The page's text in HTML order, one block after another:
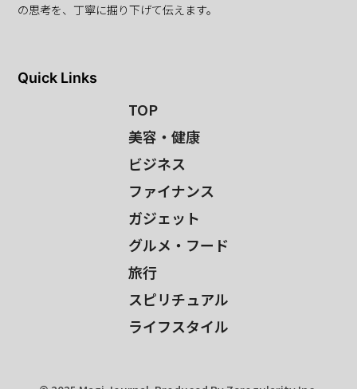
の思考を、丁寧に掘り下げて伝えます。
Quick Links
TOP
美容・健康
ビジネス
ファイナンス
ガジェット
グルメ・フード
旅行
スピリチュアル
ライフスタイル